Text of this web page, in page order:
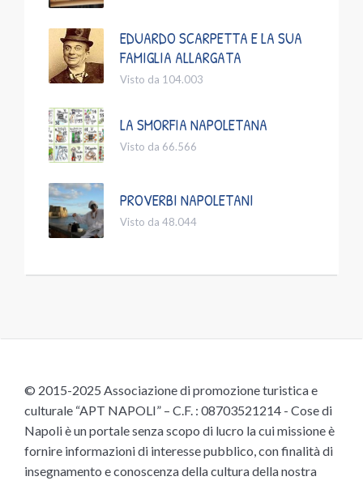
EDUARDO SCARPETTA E LA SUA
FAMIGLIA ALLARGATA
Visto da 104.003
LA SMORFIA NAPOLETANA
Visto da 66.566
PROVERBI NAPOLETANI
Visto da 48.044
© 2015-2025 Associazione di promozione turistica e
culturale “APT NAPOLI” – C.F. : 08703521214 - Cose di
Napoli è un portale senza scopo di lucro la cui missione è
fornire informazioni di interesse pubblico, con finalità di
insegnamento e conoscenza della cultura della nostra